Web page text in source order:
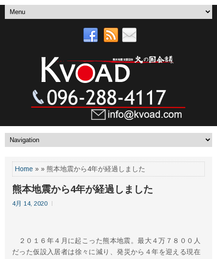
Home » » 熊本地震から4年が経過しました
熊本地震から4年が経過しました
4月 14, 2020
２０１６年４月に起こった熊本地震。最大４万７８００人
だった仮設入居者は徐々に減り、発災から４年を迎える現在